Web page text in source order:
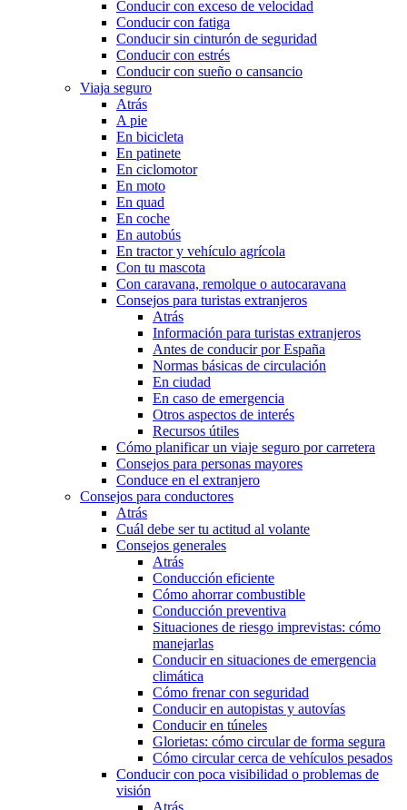
Conducir con exceso de velocidad
Conducir con fatiga
Conducir sin cinturón de seguridad
Conducir con estrés
Conducir con sueño o cansancio
Viaja seguro
Atrás
A pie
En bicicleta
En patinete
En ciclomotor
En moto
En quad
En coche
En autobús
En tractor y vehículo agrícola
Con tu mascota
Con caravana, remolque o autocaravana
Consejos para turistas extranjeros
Atrás
Información para turistas extranjeros
Antes de conducir por España
Normas básicas de circulación
En ciudad
En caso de emergencia
Otros aspectos de interés
Recursos útiles
Cómo planificar un viaje seguro por carretera
Consejos para personas mayores
Conduce en el extranjero
Consejos para conductores
Atrás
Cuál debe ser tu actitud al volante
Consejos generales
Atrás
Conducción eficiente
Cómo ahorrar combustible
Conducción preventiva
Situaciones de riesgo imprevistas: cómo
manejarlas
Conducir en situaciones de emergencia
climática
Cómo frenar con seguridad
Conducir en autopistas y autovías
Conducir en túneles
Glorietas: cómo circular de forma segura
Cómo circular cerca de vehículos pesados
Conducir con poca visibilidad o problemas de
visión